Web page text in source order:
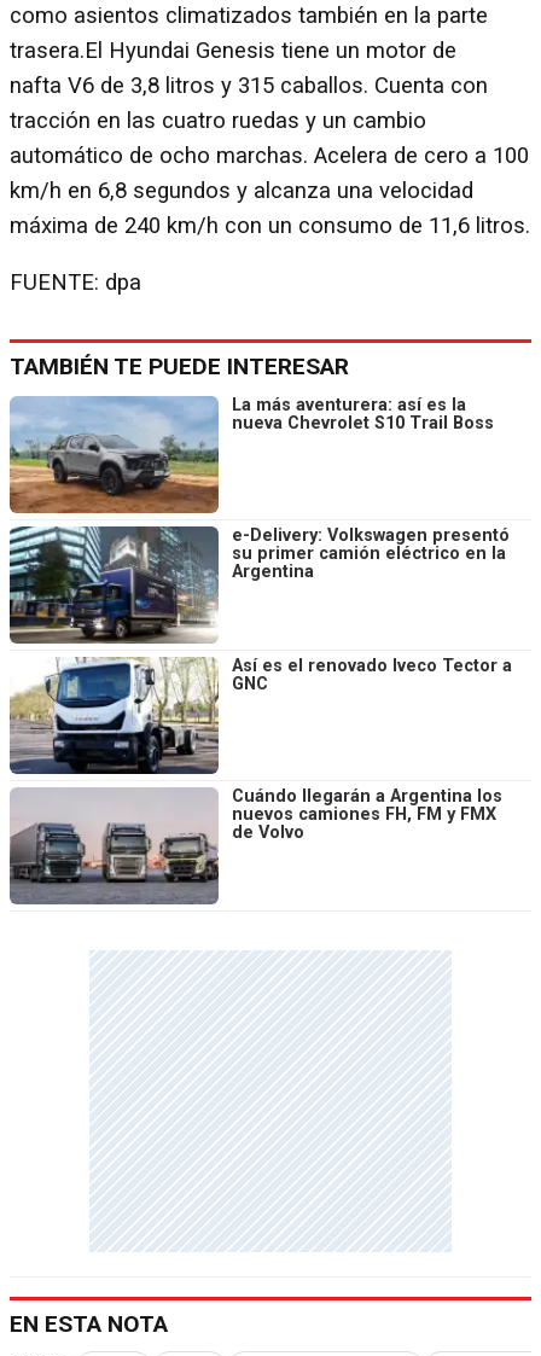
como asientos climatizados también en la parte
trasera.El Hyundai Genesis tiene un motor de
nafta V6 de 3,8 litros y 315 caballos. Cuenta con
tracción en las cuatro ruedas y un cambio
automático de ocho marchas. Acelera de cero a 100
km/h en 6,8 segundos y alcanza una velocidad
máxima de 240 km/h con un consumo de 11,6 litros.
FUENTE: dpa
TAMBIÉN TE PUEDE INTERESAR
La más aventurera: así es la
nueva Chevrolet S10 Trail Boss
e-Delivery: Volkswagen presentó
su primer camión eléctrico en la
Argentina
Así es el renovado Iveco Tector a
GNC
Cuándo llegarán a Argentina los
nuevos camiones FH, FM y FMX
de Volvo
EN ESTA NOTA